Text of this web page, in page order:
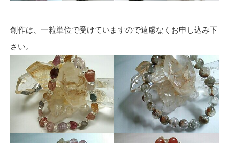
創作は、一粒単位で受けていますので遠慮なくお申し込み下
さい。